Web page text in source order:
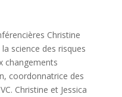
Christine
science des risques
changements
coordonnatrice des
Christine et Jessica